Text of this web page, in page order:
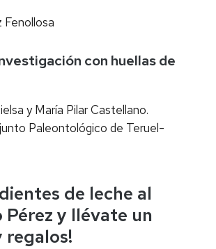
Fenollosa
con huellas de
y María Pilar Castellano.
Paleontológico de Teruel-
de leche al
y llévate un
regalos!